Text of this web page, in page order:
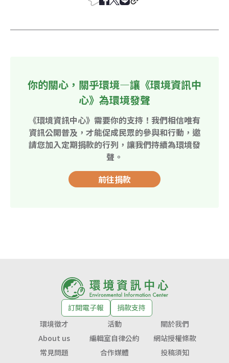
你的關心，關乎環境—讓《環境資訊中
心》為環境發聲
《環境資訊中心》需要你的支持！我們相信唯有
資訊公開普及，才能促成民眾的參與和行動，邀
請您加入定期捐款的行列，讓我們持續為環境發
聲。
前往捐款
訂閱電子報
捐款支持
環境徵才
活動
關於我們
About us
編輯室自律公約
網站授權條款
常見問題
合作媒體
投稿須知